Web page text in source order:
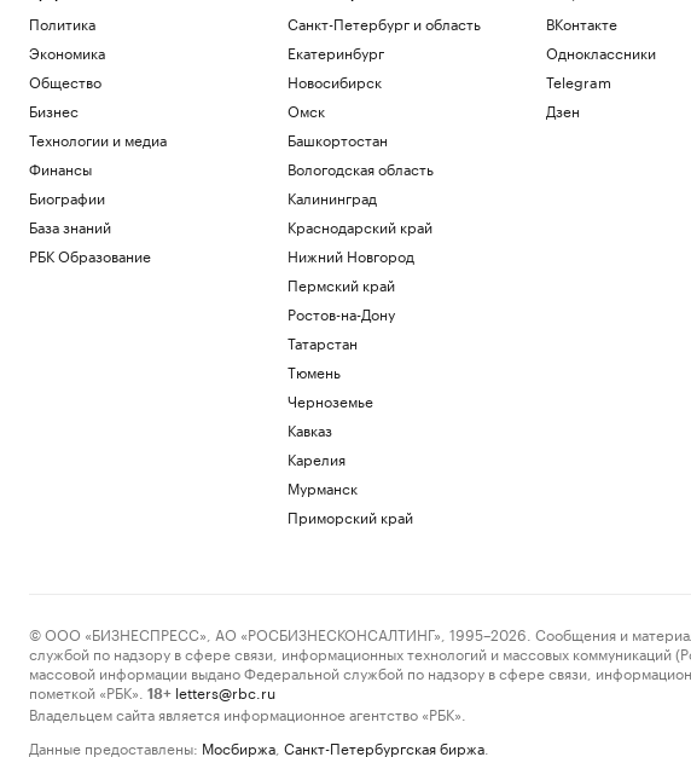
Политика
Экономика
Общество
Бизнес
Технологии и медиа
Финансы
Биографии
База знаний
РБК Образование
Санкт-Петербург и область
Екатеринбург
Новосибирск
Омск
Башкортостан
Вологодская область
Калининград
Краснодарский край
Нижний Новгород
Пермский край
Ростов-на-Дону
Татарстан
Тюмень
Черноземье
Кавказ
Карелия
Мурманск
Приморский край
ВКонтакте
Одноклассники
Telegram
Дзен
© ООО «БИЗНЕСПРЕСС», АО «РОСБИЗНЕСКОНСАЛТИНГ», 1995–2026. Сообщения и материалы
службой по надзору в сфере связи, информационных технологий и массовых
массовой информации выдано Федеральной службой по надзору в сфере связи,
пометкой «РБК».
18+ letters@rbc.ru
Владельцем сайта является информационное агентство «РБК».
Данные предоставлены: Мосбиржа Санкт-Петербургская биржа